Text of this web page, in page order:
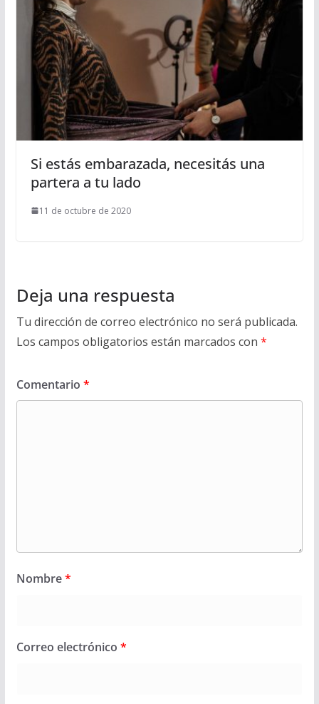
Si estás embarazada, necesitás una
partera a tu lado
11 de octubre de 2020
Deja una respuesta
Tu dirección de correo electrónico no será publicada.
Los campos obligatorios están marcados con *
Comentario *
Nombre*
Correo electrónico *